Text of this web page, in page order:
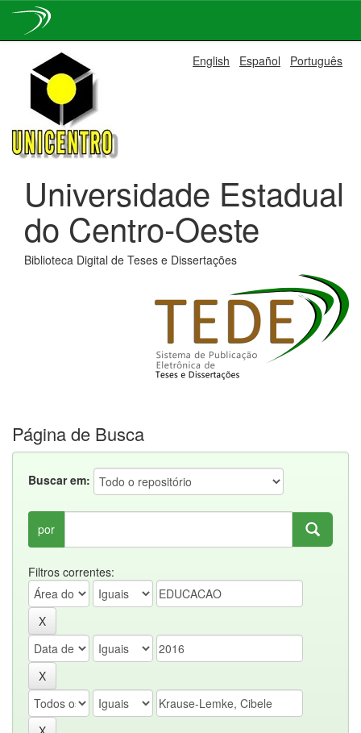
navigation
English Español Português
Universidade Estadual
do Centro-Oeste
Biblioteca Digital de Teses e Dissertações
Página de Busca
Buscar em:
por
Filtros correntes: